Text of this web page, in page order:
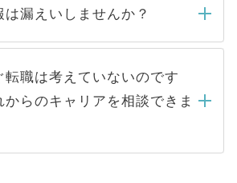
を避けるため 人気のある医療機
てしまうと、応募が殺到する場
関が求める条件に合った人材の
介会社に依頼するケースが増え
仮に応募先から内定をいただい
る必要はありません。内定先へ
絡はキャリアパートナーが行い
ご安心ください。
は漏えいしませんか？
漏えいすることはありませんの
ください。当サイトからの登録
したご登録者様の個人情報は、
ャリアアップおよび転職活動の
に使用いたします。お預かりし
ての個人データはご本人の許可
転職は考えていないのです
からのキャリアを相談できま